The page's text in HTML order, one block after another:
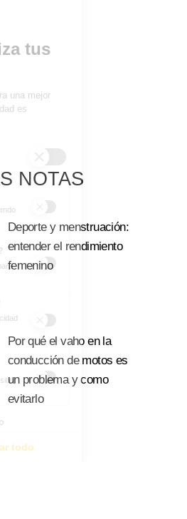
NOTAS
Deporte y menstruación:
entender el rendimiento
femenino
Por qué el vaho en la
conducción de motos es
un problema y como
evitarlo